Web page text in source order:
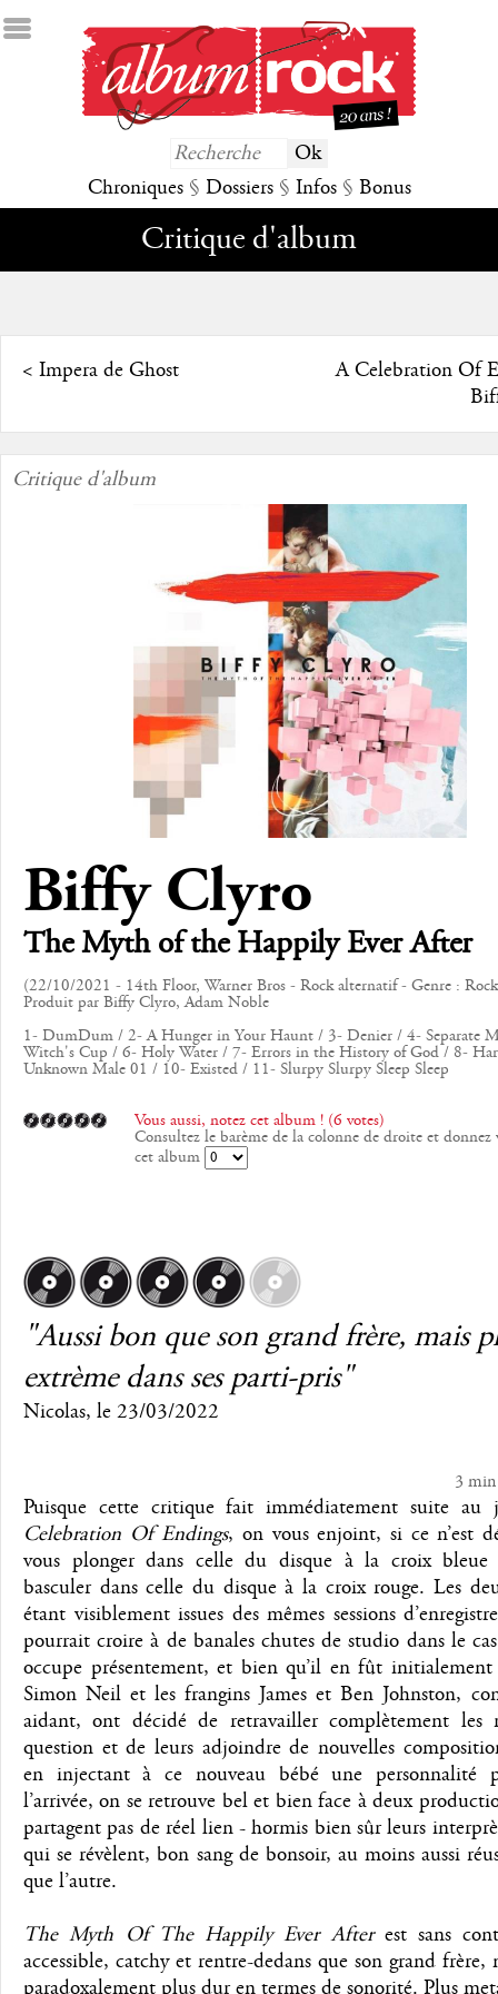
Chroniques § Dossiers § Infos § Bonus
Critique d'album
< Impera de Ghost
A Celebration Of
Critique d'album
Biffy Clyro
The Myth of the Happily Ever After
(22/10/2021 - 14th Floor, Warner Bros - Rock alternatif - Genre :
Produit par Biffy Clyro, Adam Noble
1- DumDum / 2- A Hunger in Your Haunt / 3- Denier / 4- Separate
Witch's Cup / 6- Holy Water / 7- Errors in the History of God / 8-
Unknown Male 01 / 10- Existed / 11- Slurpy Slurpy Sleep Sleep
Vous aussi, notez cet album ! (6 votes)
Consultez le barème de la colonne de droite et donnez
cet album
"Aussi bon que son grand frère, mais
extrème dans ses parti-pris"
Nicolas, le 23/03/2022
3 min
Puisque cette critique fait immédiatement suite
Celebration Of Endings, on vous enjoint, si ce n’est
vous plonger dans celle du disque à la croix bleue
basculer dans celle du disque à la croix rouge. Les
étant visiblement issues des mêmes sessions
pourrait croire à de banales chutes de studio dans le
occupe présentement, et bien qu’il en fût initialement
Simon Neil et les frangins James et Ben Johnston,
aidant, ont décidé de retravailler complètement les
question et de leurs adjoindre de nouvelles
en injectant à ce nouveau bébé une personnalité
l’arrivée, on se retrouve bel et bien face à deux
partagent pas de réel lien - hormis bien sûr leurs
qui se révèlent, bon sang de bonsoir, au moins aussi
que l’autre.
The Myth Of The Happily Ever Afterest sans
accessible, catchy et rentre-dedans que son grand frère,
paradoxalement plus dur en termes de sonorité. Plus